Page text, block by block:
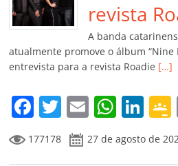
o
k
p
o
revista
A banda
atualmente promove o álbum “Nine
entrevista para a revista Roadie […]
F
a
c
T
w
itt
E
m
ai
W
at
Li
n
k
177178 27 de agosto de